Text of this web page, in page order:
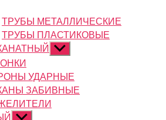
ТРУБЫ МЕТАЛЛИЧЕСКИЕ
ТРУБЫ ПЛАСТИКОВЫЕ
Показывать
подменю
УДАРНЫЕ
ЗАБИВНЫЕ
Показывать